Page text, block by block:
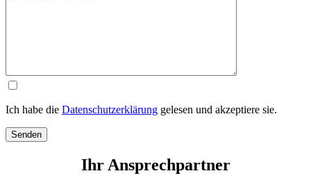
Ich habe die Datenschutzerklärung gelesen und akzeptiere sie.
Ihr Ansprechpartner